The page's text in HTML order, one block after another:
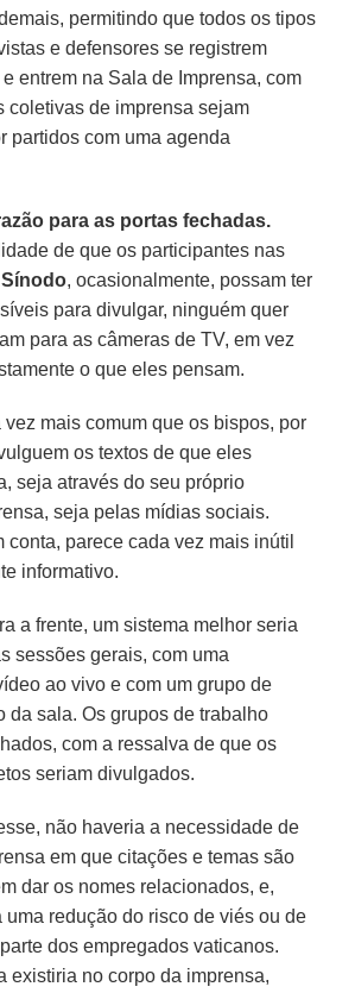
permitindo que todos os tipos
e defensores se registrem
entrem na Sala de Imprensa, com
coletivas de imprensa sejam
partidos com uma agenda
para as portas fechadas.
de que os participantes nas
Sínodo, ocasionalmente, possam ter
para divulgar, ninguém quer
para as câmeras de TV, em vez
o que eles pensam.
vez mais comum que os bispos, por
os textos de que eles
seja através do seu próprio
seja pelas mídias sociais.
conta, parece cada vez mais inútil
informativo.
a frente, um sistema melhor seria
sessões gerais, com uma
ao vivo e com um grupo de
da sala. Os grupos de trabalho
com a ressalva de que os
seriam divulgados.
não haveria a necessidade de
em que citações e temas são
dar os nomes relacionados, e,
uma redução do risco de viés ou de
dos empregados vaticanos.
existiria no corpo da imprensa,